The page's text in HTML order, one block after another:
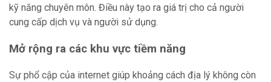
kỹ năng chuyên môn. Điều này tạo ra giá trị cho cả người
cung cấp dịch vụ và người sử dụng.
Mở rộng ra các khu vực tiềm năng
Sự phổ cập của internet giúp khoảng cách địa lý không còn